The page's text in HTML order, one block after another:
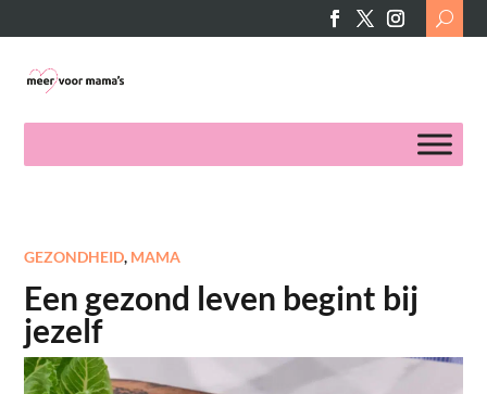
Search
for:
GEZONDHEID, MAMA
Een gezond leven begint bij
jezelf